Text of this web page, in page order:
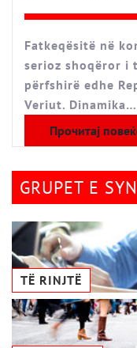
Fatkeqësitë në
serioz shoqëror i
përfshirë edhe
Veriut. Dinamika…
Прочитај
GRUPET E
TË RINJTË